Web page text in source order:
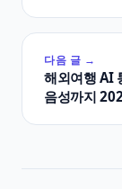
다음 글 →
해외여행 AI
음성까지